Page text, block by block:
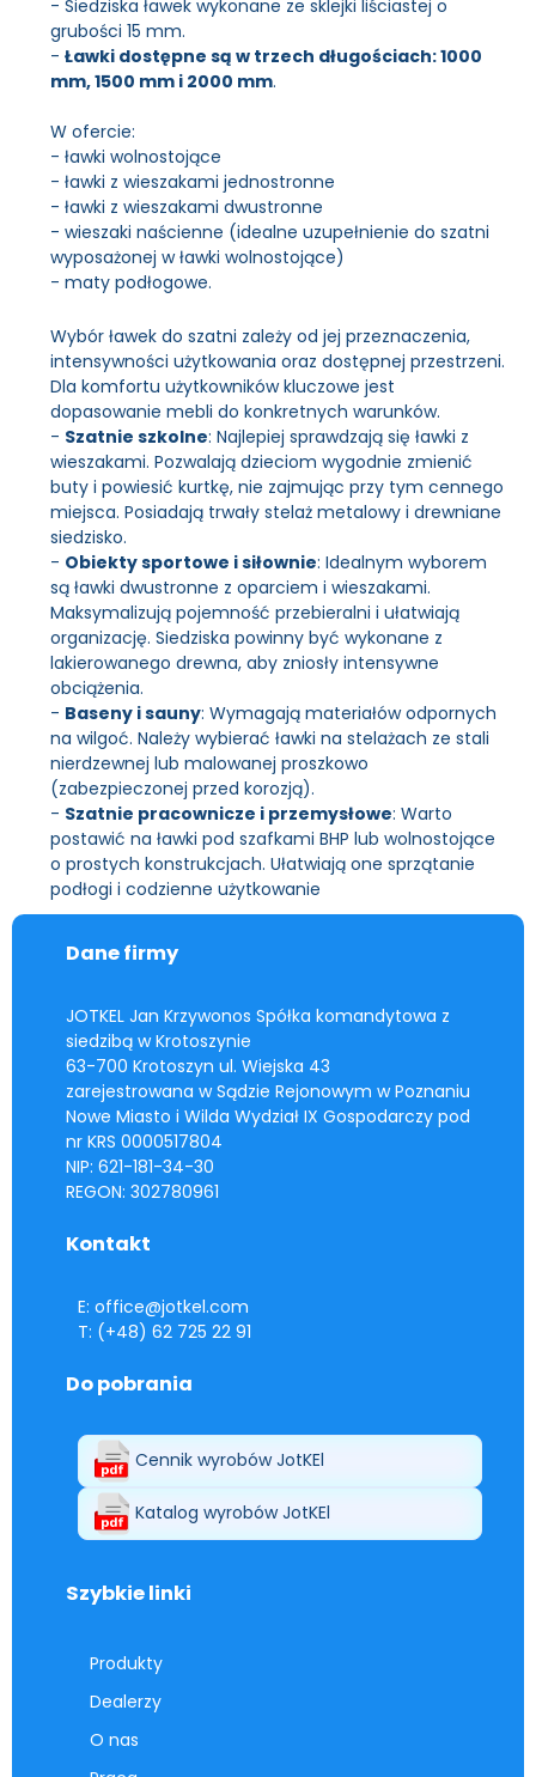
- Siedziska ławek wykonane ze sklejki liściastej o
grubości 15 mm.
-Ławki dostępne są w trzech długościach: 1000
mm, 1500 mm i 2000 mm.
W ofercie:
- ławki wolnostojące
- ławki z wieszakami jednostronne
- ławki z wieszakami dwustronne
- wieszaki naścienne (idealne uzupełnienie do szatni
wyposażonej w ławki wolnostojące)
- maty podłogowe.
Wybór ławek do szatni zależy od jej przeznaczenia,
intensywności użytkowania oraz dostępnej przestrzeni.
Dla komfortu użytkowników kluczowe jest
dopasowanie mebli do konkretnych warunków.
- Szatnie szkolne: Najlepiej sprawdzają się ławki z
wieszakami. Pozwalają dzieciom wygodnie zmienić
buty i powiesić kurtkę, nie zajmując przy tym cennego
miejsca. Posiadają trwały stelaż metalowy i drewniane
siedzisko.
- Obiekty sportowe i siłownie: Idealnym wyborem
są ławki dwustronne z oparciem i wieszakami.
Maksymalizują pojemność przebieralni i ułatwiają
organizację. Siedziska powinny być wykonane z
lakierowanego drewna, aby zniosły intensywne
obciążenia.
- Baseny i sauny: Wymagają materiałów odpornych
na wilgoć. Należy wybierać ławki na stelażach ze stali
nierdzewnej lub malowanej proszkowo
(zabezpieczonej przed korozją).
- Szatnie pracownicze i przemysłowe: Warto
postawić na ławki pod szafkami BHP lub wolnostojące
o prostych konstrukcjach. Ułatwiają one sprzątanie
podłogi i codzienne użytkowanie
Dane firmy
JOTKEL Jan Krzywonos Spółka komandytowa z
siedzibą w Krotoszynie
63-700 Krotoszyn ul. Wiejska 43
zarejestrowana w Sądzie Rejonowym w Poznaniu
Nowe Miasto i Wilda Wydział IX Gospodarczy pod
nr KRS 0000517804
NIP: 621-181-34-30
REGON: 302780961
Kontakt
E: office@jotkel.com
T: (+48) 62 725 22 91
Do pobrania
Cennik wyrobów JotKEl
Katalog wyrobów JotKEl
Szybkie linki
Produkty
Dealerzy
O nas